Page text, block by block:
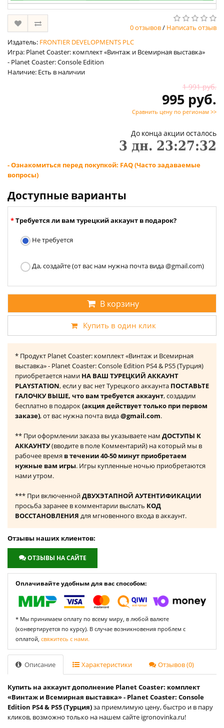
0 отзывов/ Написать отзыв
Издатель: FRONTIER DEVELOPMENTS PLC
Игра: Planet Coaster: комплект «Винтаж и Всемирная выставка»
- Planet Coaster: Console Edition
Наличие: Есть в наличии
1 991 руб.
995 руб.
Сравнить цену по регионам >>
До конца акции осталось
3 дн. 23:27:31
- Ознакомиться перед покупкой: FAQ (Часто задаваемые
вопросы)
Доступные варианты
Требуется ли вам турецкий аккаунт в подарок?
Не требуется
Да, создайте (от вас нам нужна почта вида @gmail.com)
В корзину
Купить в один клик
* Продукт Planet Coaster: комплект «Винтаж и Всемирная
выставка» - Planet Coaster: Console Edition PS4 & PS5 (Турция)
приобретается нами НА ВАШ ТУРЕЦКИЙ АККАУНТ
PLAYSTATION, если у вас нет Турецкого аккаунта ПОСТАВЬТЕ
ГАЛОЧКУ ВЫШЕ, что вам требуется аккаунт, создадим
бесплатно в подарок(акция действует только при первом
заказе), от вас нужна почта вида@gmail.com.
** При оформлении заказа вы указываете нам ДОСТУПЫ К
АККАУНТУ(вводите в поле Комментарий) на который мы в
рабочее время в течении 40-50 минут приобретаем
нужные вам игры. Игры купленные ночью приобретаются
нами утром.
*** При включеннойДВУХЭТАПНОЙ АУТЕНТИФИКАЦИИ
просьба заранее в комментарии выслать КОД
ВОССТАНОВЛЕНИЯ для мгновенного входа в аккаунт.
Отзывы наших клиентов:
ОТЗЫВЫ НА САЙТЕ
Оплачивайте удобным для вас способом:
* Мы принимаем оплату по всему миру, в любой валюте
(конвертируется по курсу). В случае возникновения проблем с
оплатой, свяжитесь с нами.
Описание Характеристики Отзывов (0)
Купить на аккаунт дополнение Planet Coaster: комплект
«Винтаж и Всемирная выставка» - Planet Coaster: Console
Edition PS4 & PS5 (Турция)за приемлимую цену, быстро и в пару
кликов, возможно только на нашем сайте igronovinka.ru!